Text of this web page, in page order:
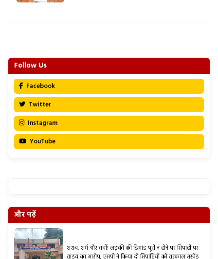
Follow Us
Facebook
Twitter
Instagram
YouTube
और पढ़ें
शराब, शर्म और वर्दी! लड़की की डिमांड पूरी न होने पर सिपाही पर